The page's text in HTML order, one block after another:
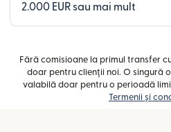
2.000 EUR sau mai mult
Fără comisioane la primul transfer
doar pentru clienții noi. O singură
valabilă doar pentru o perioadă
Termenii și